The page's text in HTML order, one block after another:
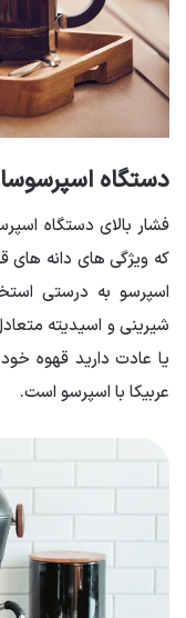
دستگاه
فشار بالای دستگاه
که ویژگی های دانه های
اسپرسو به درستی
شیرینی و اسیدیته
یا عادت دارید قهوه
عربیکا با اسپرسو است.